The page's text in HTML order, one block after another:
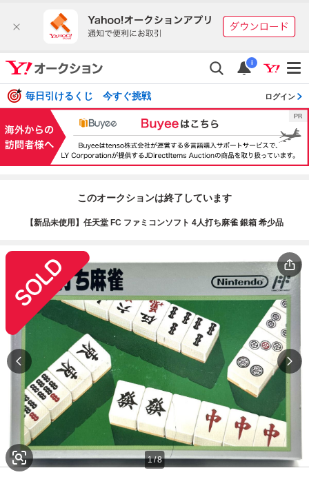
i
毎日引けるくじ 今すぐ挑戦 ログイン
このオークションは終了しています
【新品未使用】任天堂 FC ファミコンソフト 4人打ち麻雀 銀箱 希少品
1/8